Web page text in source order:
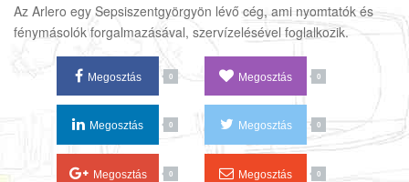
Az Arlero egy Sepsiszentgyörgyön lévő cég, ami nyomtatók és
fénymásolók forgalmazásával, szervízelésével foglalkozik.
Megosztás 0 Megosztás 0
Megosztás 0 Megosztás 0
Megosztás 0 Megosztás 0